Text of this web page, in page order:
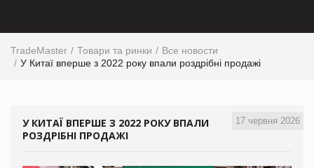
TradeMaster Товари та ринки
Все новости
У Китаї вперше з 2022 року впали роздрібні продажі
17 червня 2026
У КИТАЇ ВПЕРШЕ З 2022 РОКУ ВПАЛИ
РОЗДРІБНІ ПРОДАЖІ